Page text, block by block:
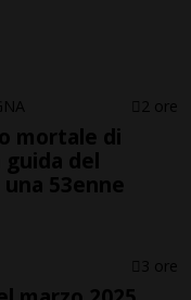
2 ore
mortale di
del
53enne
3 ore